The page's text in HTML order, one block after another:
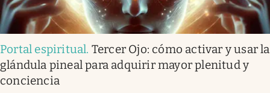
Portal espiritual. Tercer Ojo: cómo activar y usar la
glándula pineal para adquirir mayor plenitud y
conciencia